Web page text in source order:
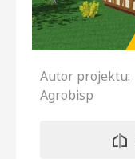
Autor projektu:
Agrobisp